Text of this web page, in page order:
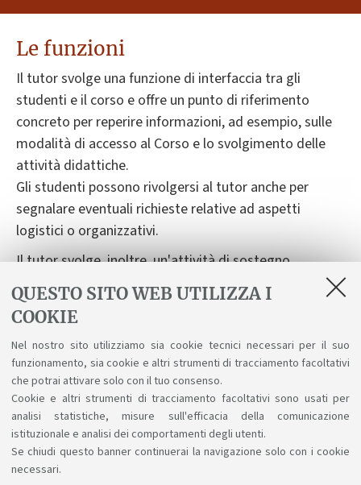
QUESTO SITO WEB UTILIZZA I
COOKIE
Nel nostro sito utilizziamo sia cookie tecnici necessari per il suo
funzionamento, sia cookie e altri strumenti di tracciamento facoltativi
che potrai attivare solo con il tuo consenso.
Cookie e altri strumenti di tracciamento facoltativi sono usati per
analisi statistiche, misure sull'efficacia della comunicazione
istituzionale e analisi dei comportamenti degli utenti.
Se chiudi questo banner continuerai la navigazione solo con i cookie
necessari.
Le funzioni
Il tutor svolge una funzione di interfaccia tra gli
studenti e il corso e offre un punto di riferimento
concreto per reperire informazioni, ad esempio, sulle
modalità di accesso al Corso e lo svolgimento delle
attività didattiche.
Gli studenti possono rivolgersi al tutor anche per
segnalare eventuali richieste relative ad aspetti
logistici o organizzativi.
Il tutor svolge, inoltre, un'attività di sostegno
personalizzato all'apprendimento per quegli studenti,
che per ragioni lavorative o altro, abbiano maggiori
difficoltà a mantenere una chiara programmazione
degli studi e degli esami.